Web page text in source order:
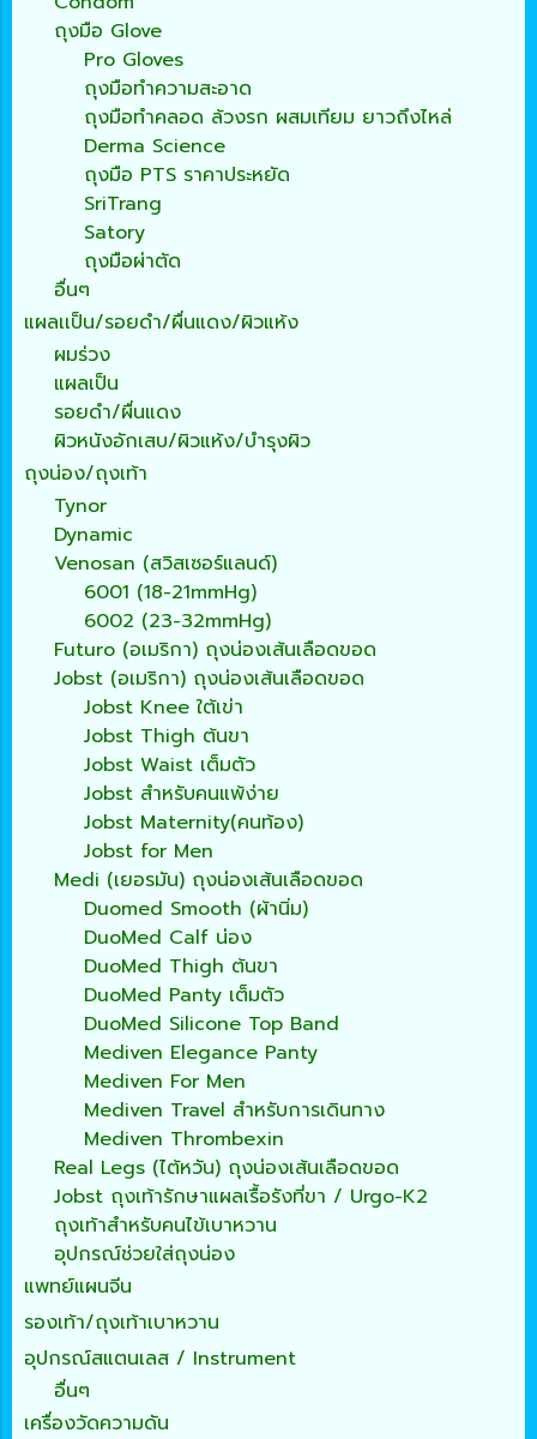
ถุงมือ Glove
Pro Gloves
ถุงมือทำความสะอาด
ถุงมือทำคลอด ล้วงรก ผสมเทียม ยาวถึงไหล่
Derma Science
ถุงมือ PTS ราคาประหยัด
SriTrang
Satory
ถุงมือผ่าตัด
อื่นๆ
แผลเเป็น/รอยดำ/ผื่นแดง/ผิวแห้ง
ผมร่วง
แผลเป็น
รอยดำ/ผื่นแดง
ผิวหนังอักเสบ/ผิวแห้ง/บำรุงผิว
ถุงน่อง/ถุงเท้า
Tynor
Dynamic
Venosan (สวิสเซอร์แลนด์)
6001 (18-21mmHg)
6002 (23-32mmHg)
Futuro (อเมริกา) ถุงน่องเส้นเลือดขอด
Jobst (อเมริกา) ถุงน่องเส้นเลือดขอด
Jobst Knee ใต้เข่า
Jobst Thigh ต้นขา
Jobst Waist เต็มตัว
Jobst สำหรับคนแพ้ง่าย
Jobst Maternity(คนท้อง)
Jobst for Men
Medi (เยอรมัน) ถุงน่องเส้นเลือดขอด
Duomed Smooth (ผ้านิ่ม)
DuoMed Calf น่อง
DuoMed Thigh ต้นขา
DuoMed Panty เต็มตัว
DuoMed Silicone Top Band
Mediven Elegance Panty
Mediven For Men
Mediven Travel สำหรับการเดินทาง
Mediven Thrombexin
Real Legs (ไต้หวัน) ถุงน่องเส้นเลือดขอด
Jobst ถุงเท้ารักษาแผลเรื้อรังที่ขา / Urgo-K2
ถุงเท้าสำหรับคนไข้เบาหวาน
อุปกรณ์ช่วยใส่ถุงน่อง
แพทย์แผนจีน
รองเท้า/ถุงเท้าเบาหวาน
อุปกรณ์สแตนเลส / Instrument
อื่นๆ
เครื่องวัดความดัน